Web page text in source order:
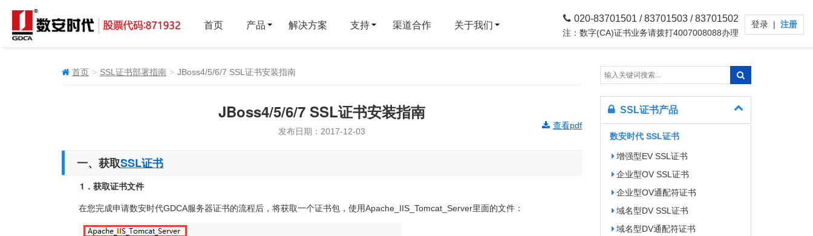
首页 产品 解决方案 支持 渠道合作 关于我们
020-83701501 / 83701503 / 83701502
注：数字(CA)证书业务请拨打4007008088办理
登录 | 注册
首页 SSL证书部署指南 JBoss4/5/6/7 SSL证书安装指南
JBoss4/5/6/7 SSL证书安装指南
发布日期：2017-12-03
查看pdf
一、获取SSL证书
1．获取证书文件
在您完成申请数安时代GDCA服务器证书的流程后，将获取一个证书包，使用Apache_IIS_Tomcat_Server里面的文件：
SSL证书产品
数安时代 SSL证书
增强型EV SSL证书
企业型OV SSL证书
企业型OV通配符证书
域名型DV SSL证书
域名型DV通配符证书